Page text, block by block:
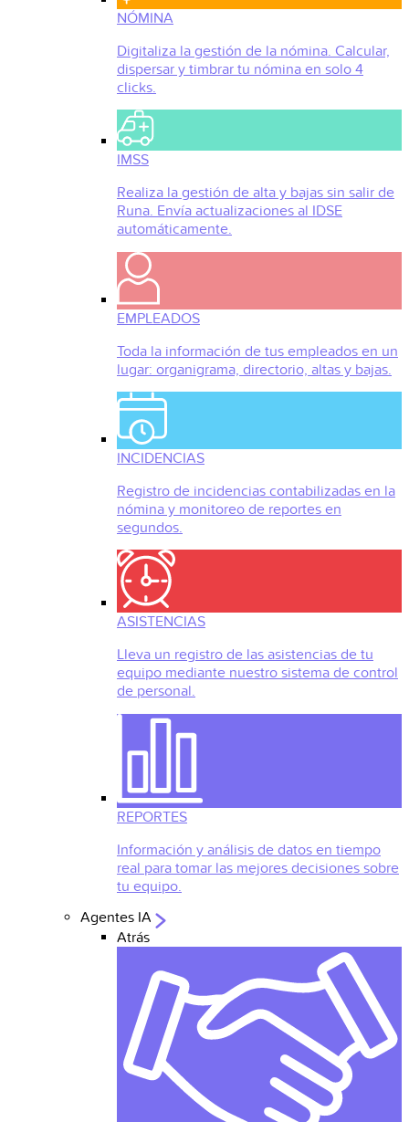
NÓMINA
Digitaliza la gestión de la nómina. Calcular,
dispersar y timbrar tu nómina en solo 4
clicks.
IMSS
Realiza la gestión de alta y bajas sin salir de
Runa. Envía actualizaciones al IDSE
automáticamente.
EMPLEADOS
Toda la información de tus empleados en un
lugar: organigrama, directorio, altas y bajas.
INCIDENCIAS
Registro de incidencias contabilizadas en la
nómina y monitoreo de reportes en
segundos.
ASISTENCIAS
Lleva un registro de las asistencias de tu
equipo mediante nuestro sistema de control
de personal.
REPORTES
Información y análisis de datos en tiempo
real para tomar las mejores decisiones sobre
tu equipo.
Agentes IA
Atrás